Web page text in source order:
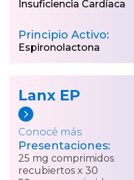
Insuficiencia Cardíaca
Principio Activo:
Espironolactona
Lanx EP
Conocé más
Presentaciones:
25 mg comprimidos
recubiertos x 30